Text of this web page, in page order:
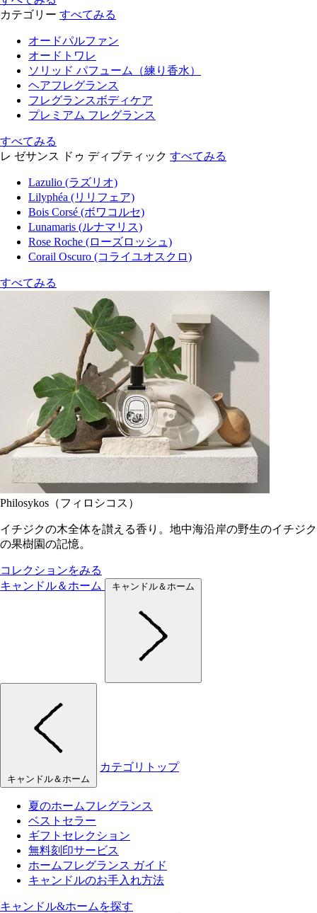
カテゴリー すべてみる
オードパルファン
オードトワレ
ソリッド パフューム（練り香水）
ヘアフレグランス
フレグランスボディケア
プレミアム フレグランス
すべてみる
レ ゼサンス ドゥ ディプティック すべてみる
Lazulio (ラズリオ)
Lilyphéa (リリフェア)
Bois Corsé (ボワコルセ)
Lunamaris (ルナマリス)
Rose Roche (ローズロッシュ)
Corail Oscuro (コライユオスクロ)
すべてみる
Philosykos（フィロシコス）
イチジクの木全体を讃える香り。地中海沿岸の野生のイチジク
の果樹園の記憶。
コレクションをみる
キャンドル＆ホーム
キャンドル＆ホーム
キャンドル＆ホーム
カテゴリトップ
夏のホームフレグランス
ベストセラー
ギフトセレクション
無料刻印サービス
ホームフレグランス ガイド
キャンドルのお手入れ方法
キャンドル&ホームを探す